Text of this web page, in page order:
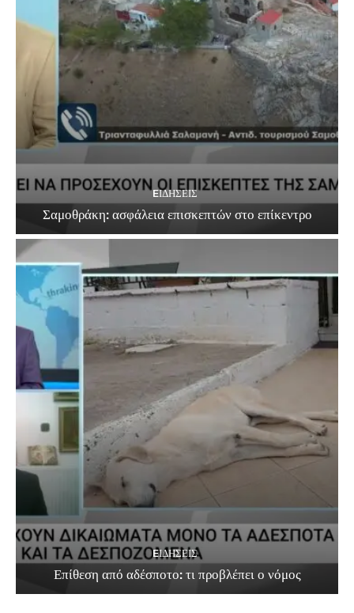
EΙΔΗΣΕΙΣ
Σαμοθράκη: ασφάλεια επισκεπτών στο επίκεντρο
EΙΔΗΣΕΙΣ
Επίθεση από αδέσποτο: τι προβλέπει ο νόμος